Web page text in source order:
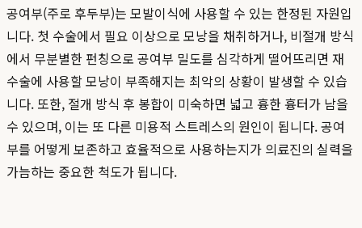
공여부(주로 후두부)는 모발이식에 사용할 수 있는 한정된 자원입
니다. 첫 수술에서 필요 이상으로 모낭을 채취하거나, 비절개 방식
에서 무분별한 펀칭으로 공여부 밀도를 심각하게 떨어뜨리면 재
수술에 사용할 모낭이 부족해지는 최악의 상황이 발생할 수 있습
니다. 또한, 절개 방식 후 봉합이 미숙하면 넓고 흉한 흉터가 남을
수 있으며, 이는 또 다른 미용적 스트레스의 원인이 됩니다. 공여
부를 어떻게 보존하고 효율적으로 사용하는지가 의료진의 실력을
가늠하는 중요한 척도가 됩니다.